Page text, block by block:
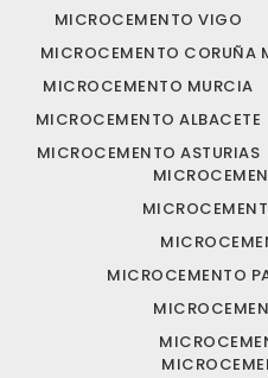
MICROCEMENTO VIGO
MICROCEMENTO CORUÑA
MICROCEMENTO MURCIA
MICROCEMENTO ALBACETE
MICROCEMENTO ASTURIAS
MICROCEMENTO